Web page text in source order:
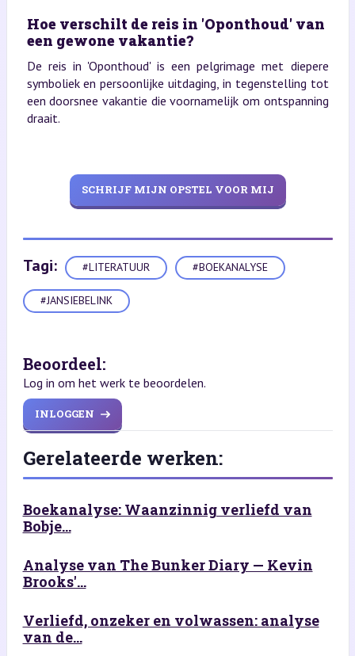
Hoe verschilt de reis in 'Oponthoud' van
een gewone vakantie?
De reis in 'Oponthoud' is een pelgrimage met diepere
symboliek en persoonlijke uitdaging, in tegenstelling tot
een doorsnee vakantie die voornamelijk om ontspanning
draait.
SCHRIJF MIJN OPSTEL VOOR MIJ
Tagi: #LITERATUUR #BOEKANALYSE
#JANSIEBELINK
Beoordeel:
Log in om het werk te beoordelen.
INLOGGEN
Gerelateerde werken:
Boekanalyse: Waanzinnig verliefd van
Bobje...
Analyse van The Bunker Diary — Kevin
Brooks'...
Verliefd, onzeker en volwassen: analyse
van de...